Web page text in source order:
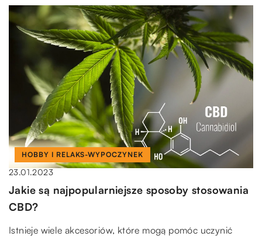
HOBBY I RELAKS-WYPOCZYNEK
23.01.2023
Jakie są najpopularniejsze sposoby stosowania
CBD?
Istnieje wiele akcesoriów, które mogą pomóc uczynić